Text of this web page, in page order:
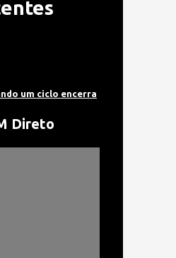
um ciclo encerra
Direto